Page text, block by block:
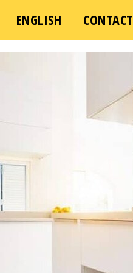
ENGLISH
CONTACT
?Cliquez ICI